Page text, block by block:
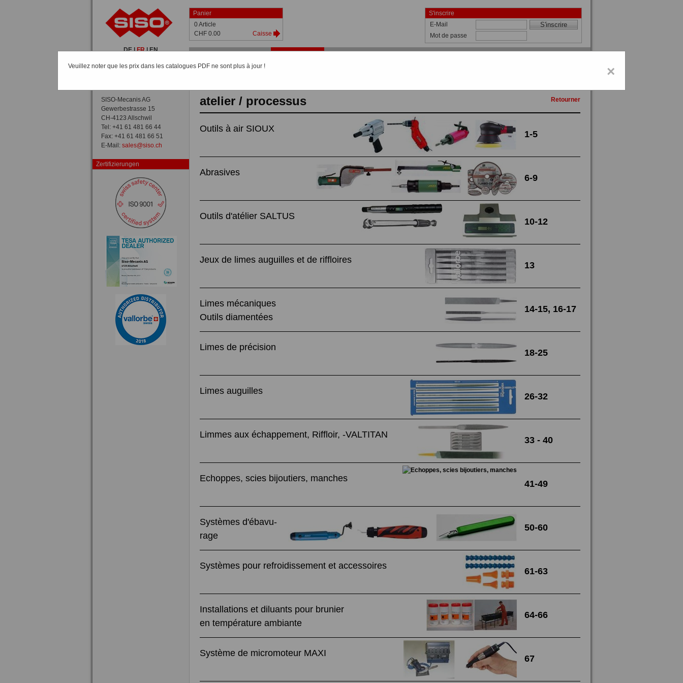
DE |FR |EN
Panier
0 Article
CHF 0.00
Caisse
S'inscrire
E-Mail
Mot de passe
Catalogue
SISO-Mecanis AG
Gewerbestrasse 15
CH-4123 Allschwil
Tel: +41 61 481 66 44
Fax: +41 61 481 66 51
E-Mail: sales@siso.ch
Zertifizierungen
×
Veuillez noter que les prix dans les catalogues PDF ne sont plus à jour !
atelier / processus Retourner
Outils à air SIOUX
1-5
Abrasives
6-9
Outils d'atélier SALTUS
10-12
Jeux de limes auguilles et de riffloires
13
Limes mécaniques
Outils diamentées
14-15, 16-17
Limes de précision
18-25
Limes auguilles
26-32
Limmes aux échappement, Riffloir, -VALTITAN
33 - 40
Echoppes, scies bijoutiers, manches
41-49
Systèmes d'ébavu-
rage
50-60
Systèmes pour refroidissement et accessoires
61-63
Installations et diluants pour brunier
en température ambiante
64-66
Système de micromoteur MAXI
67